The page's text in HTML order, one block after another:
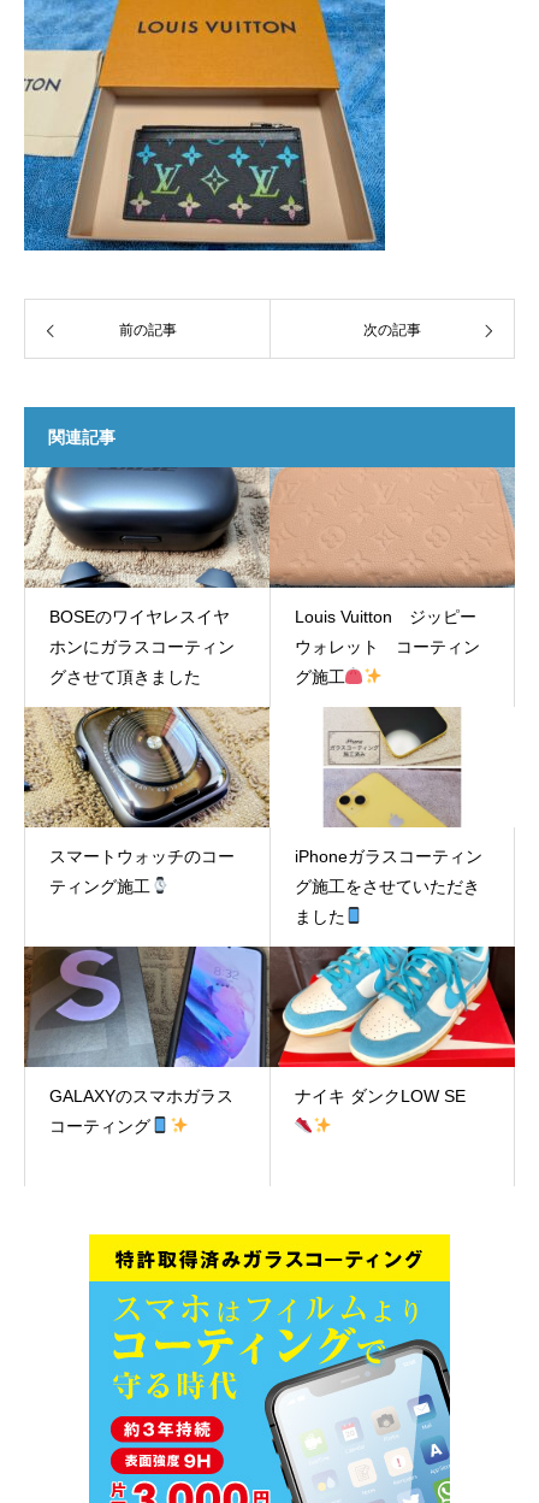
前の記事 次の記事
関連記事
BOSEのワイヤレスイヤ
ホンにガラスコーティン
グさせて頂きました
Louis Vuitton ジッピー
ウォレット コーティン
グ施工
スマートウォッチのコー
ティング施工
iPhoneガラスコーティン
グ施工をさせていただき
ました
GALAXYのスマホガラス
コーティング
ナイキ ダンクLOW SE